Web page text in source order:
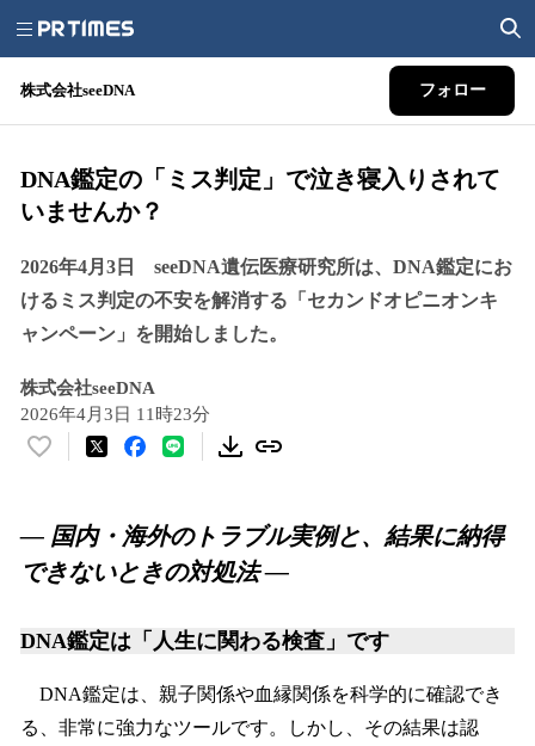
株式会社seeDNA フォロー
DNA鑑定の「ミス判定」で泣き寝入りされて
いませんか？
2026年4月3日 seeDNA遺伝医療研究所は、DNA鑑定にお
けるミス判定の不安を解消する「セカンドオピニオンキ
ャンペーン」を開始しました。
株式会社seeDNA
2026年4月3日 11時23分
い
！
数
を
み
み
で
― 国内・海外のトラブル実例と、結果に納得
できないときの対処法 ―
DNA鑑定は「人生に関わる検査」です
DNA鑑定は、親子関係や血縁関係を科学的に確認でき
る、非常に強力なツールです。しかし、その結果は認